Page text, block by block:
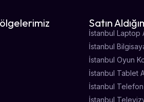
Satın
İstanbul Laptop
İstanbul
İstanbul Oyun
İstanbul Tablet
İstanbul
İstanbul